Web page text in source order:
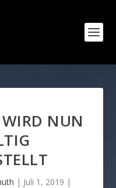
NUN
| Juli 1, 2019 |